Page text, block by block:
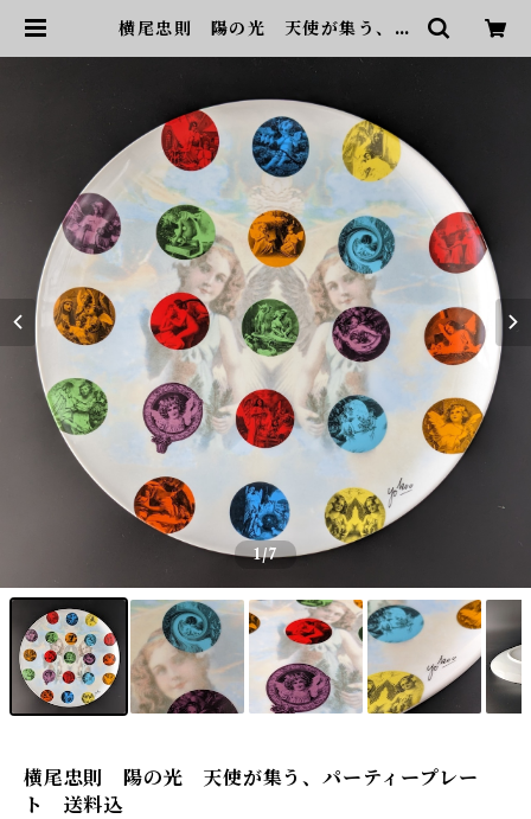
横尾忠則 陽の光 天使が集う、パ
a ヴィンテージ家具・デザイン・
1/7
横尾忠則 陽の光 天使が集う、パーティープレー
ト 送料込